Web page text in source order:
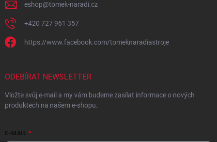
eshop@tomek-naradi.cz
+420 727 961 357
https://www.facebook.com/tomeknaradiastroje
ODEBÍRAT NEWSLETTER
Vložte svůj e-mail a my vám budeme zasílat informace o nových
produktech na našem e-shopu.
E-MAIL